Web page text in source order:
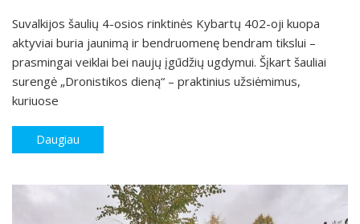
Suvalkijos šaulių 4-osios rinktinės Kybartų 402-oji kuopa
aktyviai buria jaunimą ir bendruomenę bendram tikslui –
prasmingai veiklai bei naujų įgūdžių ugdymui. Šįkart šauliai
surengė „Dronistikos dieną“ – praktinius užsiėmimus,
kuriuose
Daugiau